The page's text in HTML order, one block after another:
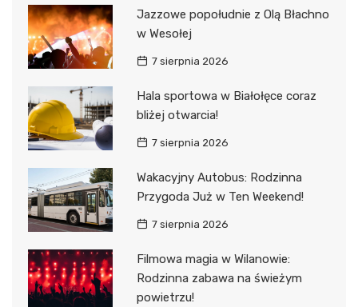
Jazzowe popołudnie z Olą Błachno
w Wesołej
7 sierpnia 2026
Hala sportowa w Białołęce coraz
bliżej otwarcia!
7 sierpnia 2026
Wakacyjny Autobus: Rodzinna
Przygoda Już w Ten Weekend!
7 sierpnia 2026
Filmowa magia w Wilanowie:
Rodzinna zabawa na świeżym
powietrzu!